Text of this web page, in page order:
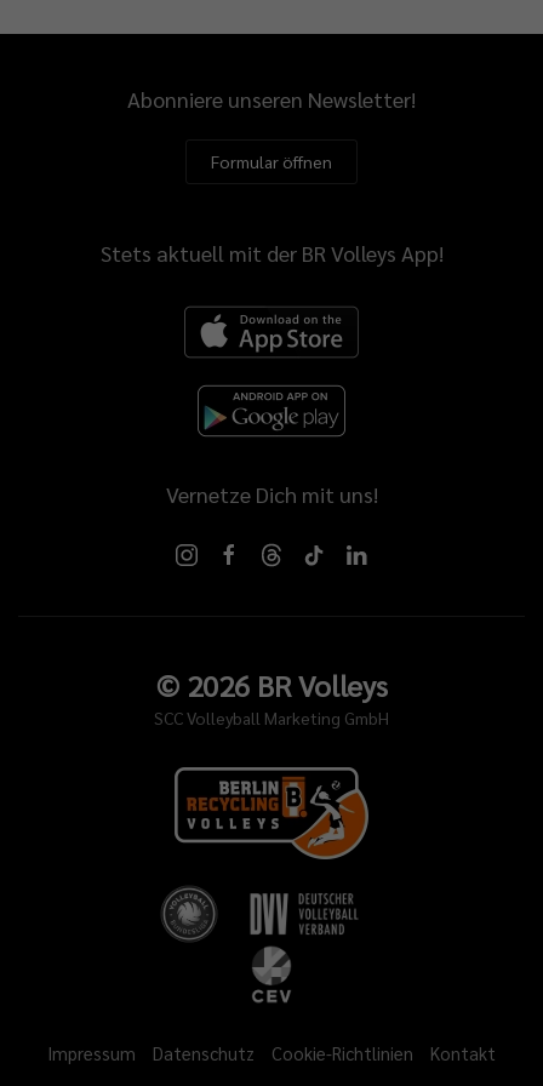
Abonniere unseren Newsletter!
Formular öffnen
Stets aktuell mit der BR Volleys App!
Vernetze Dich mit uns!
© 2026BR Volleys
SCC Volleyball Marketing GmbH
Impressum Datenschutz Cookie-Richtlinien Kontakt